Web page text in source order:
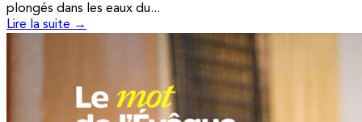
plongés dans les eaux du...
Lire la suite →